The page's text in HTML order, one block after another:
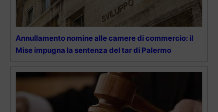
Annullamento nomine alle camere di commercio: il
Mise impugna la sentenza del tar di Palermo